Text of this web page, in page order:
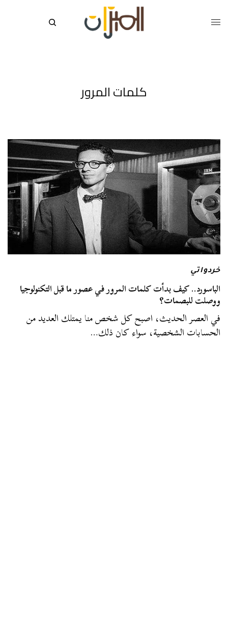
كلمات المرور
خردواتي
الباسورد.. كيف بدأت كلمات المرور في عصور ما قبل التكنولوجيا
ووصلت للبصمات؟
في العصر الحديث، اصبح كل شخص منا يمتلك العديد من
الحسابات الشخصية، سواء كان ذلك…